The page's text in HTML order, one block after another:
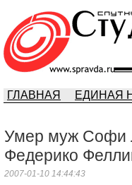
ГЛАВНАЯ ЕДИНАЯ
Умер муж Софи
Федерико
2007-01-10 14:44:43